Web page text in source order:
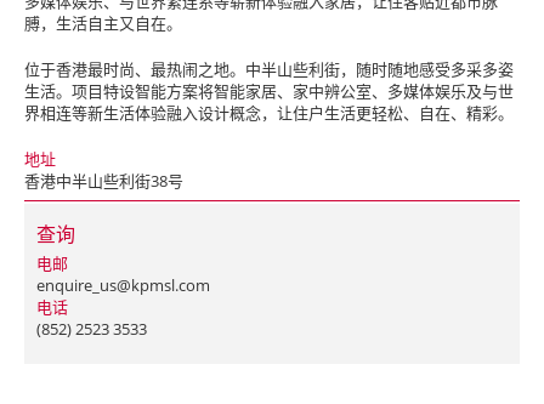
膊，生活自主又自在。
位于香港最时尚、最热闹之地。中半山些利街，随时随地感受多采多姿
生活。项目特设智能方案将智能家居、家中辨公室、多媒体娱乐及与世
界相连等新生活体验融入设计概念，让住户生活更轻松、自在、精彩。
地址
香港中半山些利街38号
查询
电邮
enquire_us@kpmsl.com
电话
(852) 2523 3533